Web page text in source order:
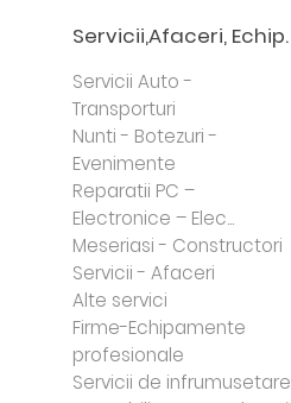
Servicii,Afaceri, Echip.
Servicii Auto -
Transporturi
Nunti - Botezuri -
Evenimente
Reparatii PC –
Electronice – Elec...
Meseriasi - Constructori
Servicii - Afaceri
Alte servici
Firme-Echipamente
profesionale
Servicii de infrumusetare